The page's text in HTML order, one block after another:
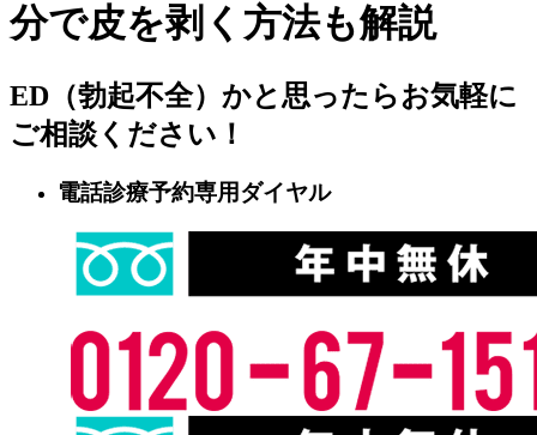
分で皮を剥く方法も解説
ED（勃起不全）かと思ったらお気軽に
ご相談ください！
電話診療予約専用ダイヤル